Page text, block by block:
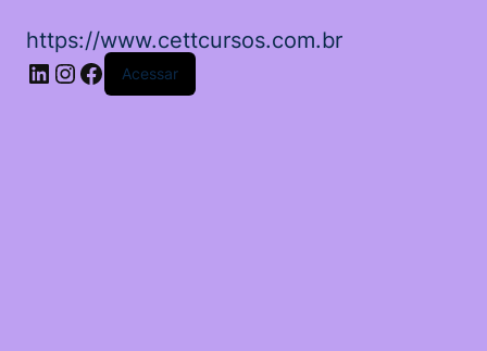
https://www.cettcursos.com.br
LinkedIn
Instagram
Facebook
Acessar